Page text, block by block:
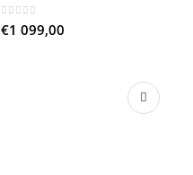
0sur 5
€1 099,00